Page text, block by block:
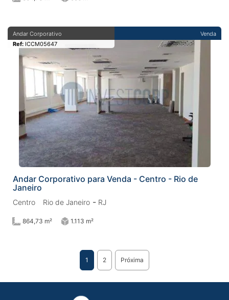
Venda
Andar Corporativo
Ref: ICCM05647
Andar Corporativo para Venda - Centro - Rio de
Janeiro
Centro Rio de Janeiro - RJ
864,73 m² 1.113 m²
1 2 Próxima